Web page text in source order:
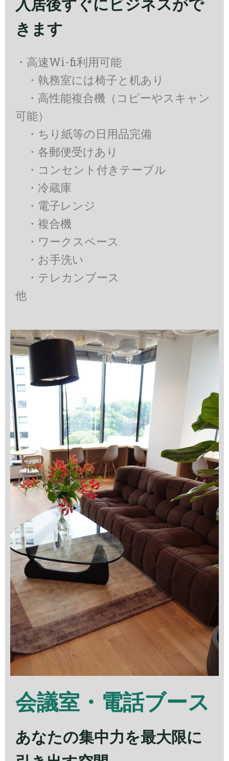
入居後すぐにビジネスがで
きます
・高速Wi-fi利用可能
・執務室には椅子と机あり
・高性能複合機（コピーやスキャン
可能）
・ちり紙等の日用品完備
・各郵便受けあり
・コンセント付きテーブル
・冷蔵庫
・電子レンジ
・複合機
・ワークスペース
・お手洗い
・テレカンブース
他
会議室・電話ブース
あなたの集中力を最大限に